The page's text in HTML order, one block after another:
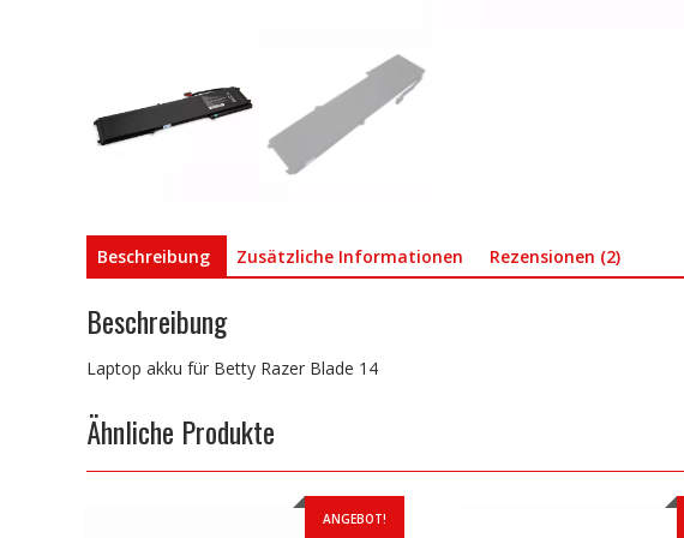
Beschreibung Zusätzliche Informationen Rezensionen (2)
Beschreibung
Laptop akku für Betty Razer Blade 14
Ähnliche Produkte
ANGEBOT!